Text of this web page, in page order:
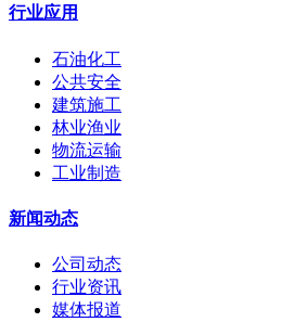
行业应用
石油化工
公共安全
建筑施工
林业渔业
物流运输
工业制造
新闻动态
公司动态
行业资讯
媒体报道